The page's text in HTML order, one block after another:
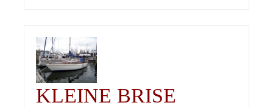
KLEINE BRISE